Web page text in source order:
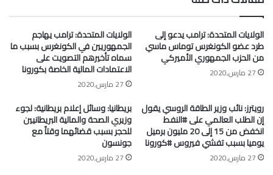
الولايات المتحدة: ترامب يدعو إلى
طرد عضو الكونغرس توماس ماسي
من الحزب الجمهوري الأميركي
27 مارس,2020
الولايات المتحدة: ترامب يهاجم
الجمهوريين في الكونغرس بسبب ما
سماه تأخيرهم التصويت على
الاعتمادات المالية الخاصة بكورونا
27 مارس,2020
رويترز: نائب وزير الطاقة الروسي يقول
إن الطلب العالمي على #النفط
انخفض من 15 إلى 20 مليون برميل
يوميا بسبب تفشي فيروس #كورونا
27 مارس,2020
بريطانيا: وسائل إعلام بريطانية: لجوء
وزيري الصحة والمالية البريطانيين
للحجر بسبب قضائهما وقتاً مع
جونسون
27 مارس,2020